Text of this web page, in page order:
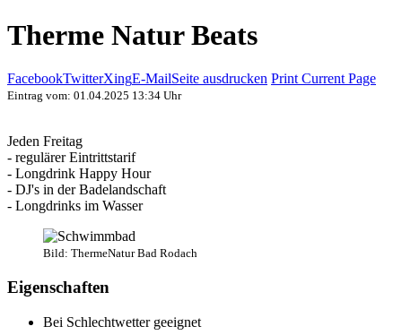
Therme Natur Beats
FacebookTwitterXingE-MailSeite ausdrucken Print Current Page
Eintrag vom: 01.04.2025 13:34 Uhr
Jeden Freitag
- regulärer Eintrittstarif
- Longdrink Happy Hour
- DJ's in der Badelandschaft
- Longdrinks im Wasser
Bild: ThermeNatur Bad Rodach
Eigenschaften
Bei Schlechtwetter geeignet